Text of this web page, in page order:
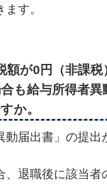
す。
額が0円（非課税
も給与所得者異
か。
動届出書」の提出
、退職後に該当者